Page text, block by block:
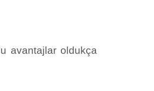
avantajlar oldukça